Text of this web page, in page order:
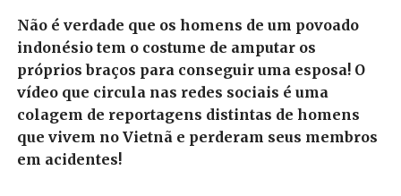
Não é verdade que os homens de um povoado
indonésio tem o costume de amputar os
próprios braços para conseguir uma esposa! O
vídeo que circula nas redes sociais é uma
colagem de reportagens distintas de homens
que vivem no Vietnã e perderam seus membros
em acidentes!